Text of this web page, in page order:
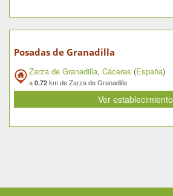
Posadas de Granadilla
Zarza de Granadilla, Cáceres (España)
a 0.72 km de Zarza de Granadilla
Ver establecimiento